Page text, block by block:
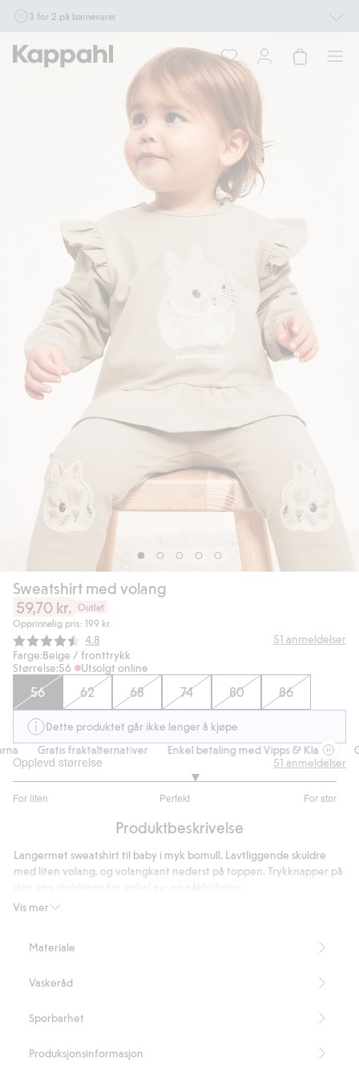
3 for 2 på barnevarer
17/8 i butikk & online for deg som er eller blir medlem. Kan ikke kombineres med
andre tilbud eller rabatter.
Sweatshirt med volang
59,70 kr. Outlet
Opprinnelig pris: 199 kr.
Gjennomsnittskarakter:
4.8 51 anmeldelser
Farge:Beige / fronttrykk
Størrelse:56 Utsolgt online
56 62 68 74 80 86
Dette produktet går ikke lenger å kjøpe
Gratis fraktalternativer Enkel betaling med Vipps & Klarna
Opplevd størrelse
For liten Perfekt For stor
av
41
stemmer
51 anmeldelser
Produktbeskrivelse
Vis mer
Langermet sweatshirt til baby i myk bomull. Lavtliggende skuldre
med liten volang, og volangkant nederst på toppen. Trykknapper på
Inneholder 95 % økologisk bomull.
Materiale
Vaskeråd
Sporbarhet
Produksjonsinformasjon